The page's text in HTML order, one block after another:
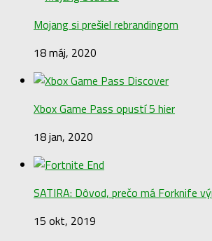
Mojang si prešiel rebrandingom
18 máj, 2020
Xbox Game Pass opustí 5 hier
18 jan, 2020
SATIRA: Dôvod, prečo má Forknife
15 okt, 2019